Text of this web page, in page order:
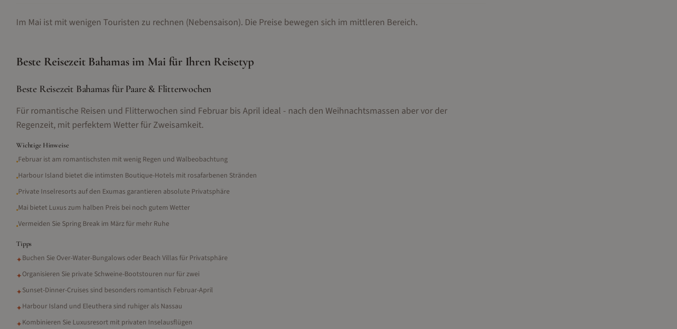
Im Mai ist mit wenigen Touristen zu rechnen (Nebensaison). Die Preise bewegen sich im mittleren Bereich.
Beste Reisezeit Bahamas im Maifür Ihren Reisetyp
Beste Reisezeit Bahamas für Paare & Flitterwochen
Für romantische Reisen und Flitterwochen sind Februar bis April ideal - nach den Weihnachtsmassen aber vor der
Regenzeit, mit perfektem Wetter für Zweisamkeit.
Wichtige Hinweise
•Februar ist am romantischsten mit wenig Regen und Walbeobachtung
•Harbour Island bietet die intimsten Boutique-Hotels mit rosafarbenen Stränden
•Private Inselresorts auf den Exumas garantieren absolute Privatsphäre
•Mai bietet Luxus zum halben Preis bei noch gutem Wetter
•Vermeiden Sie Spring Break im März für mehr Ruhe
Tipps
✦Buchen Sie Over-Water-Bungalows oder Beach Villas für Privatsphäre
✦Organisieren Sie private Schweine-Bootstouren nur für zwei
✦Sunset-Dinner-Cruises sind besonders romantisch Februar-April
✦Harbour Island und Eleuthera sind ruhiger als Nassau
✦Kombinieren Sie Luxusresort mit privaten Inselausflügen